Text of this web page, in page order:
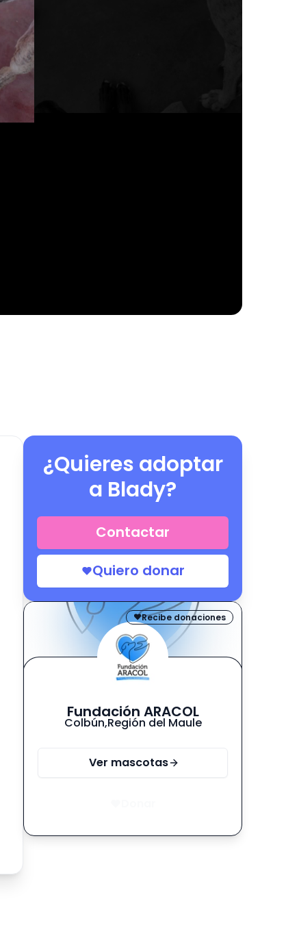
¿Quieres adoptar
a Blady?
Contactar
Quiero donar
Recibe donaciones
Fundación ARACOL
Colbún,Región del Maule
Ver mascotas